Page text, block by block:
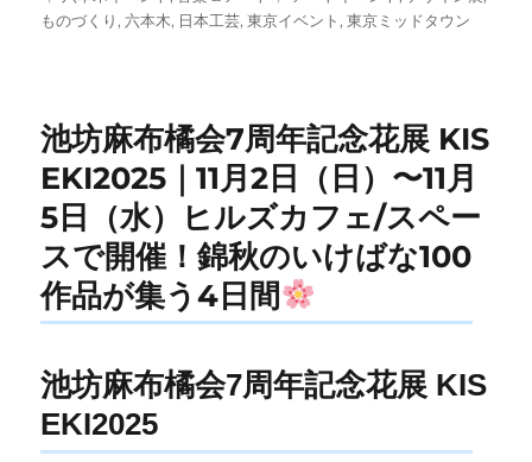
稿 テ
グ
ものづくり , 六本木, 日本工芸,東京イベント ,東京ミッドタウン
池坊麻布橘会7周年記念花展 KIS
EKI2025｜11月2日（日）〜11月
5日（水）ヒルズカフェ/スペー
スで開催！錦秋のいけばな100
作品が集う4日間
池坊麻布橘会7周年記念花展 KIS
EKI2025